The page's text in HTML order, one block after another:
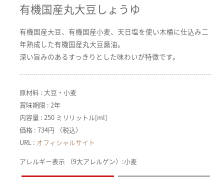
有機国産丸大豆しょうゆ
有機国産大豆、有機国産小麦、天日塩を使い木桶に仕込み二
年熟成した有機国産丸大豆醤油。
深い旨みのあるすっきりとした味わいが特徴です。
原材料 : 大豆・小麦
賞味期限 : 2年
内容量 : 250 ミリリットル[ml]
価格 : 734円 （税込）
URL : オフィシャルサイト
アレルギー表示 （9大アレルゲン）:小麦